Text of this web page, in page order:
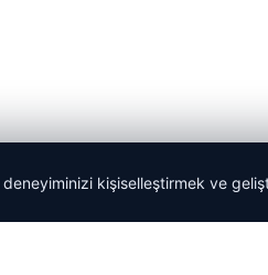
deneyiminizi kişiselleştirmek ve